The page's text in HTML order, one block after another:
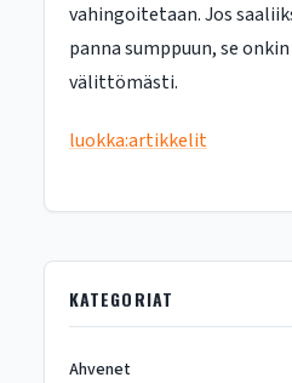
vahingoitetaan. Jos
panna sumppuun, se
välittömästi.
luokka:artikkelit
KATEGORIAT
Ahvenet